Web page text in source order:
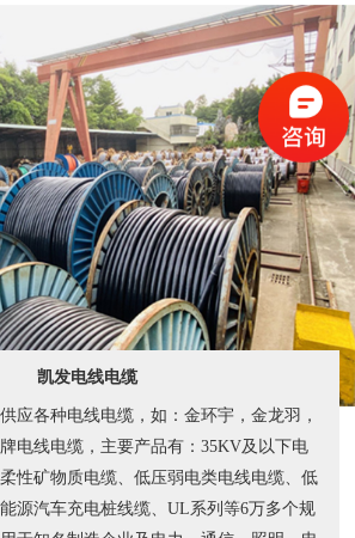
凯发电线电缆
应各种电线电缆，如：金环宇，金龙羽，
电线电缆，主要产品有：35KV及以下电
性矿物质电缆、低压弱电类电线电缆、低
源汽车充电桩线缆、UL系列等6万多个规